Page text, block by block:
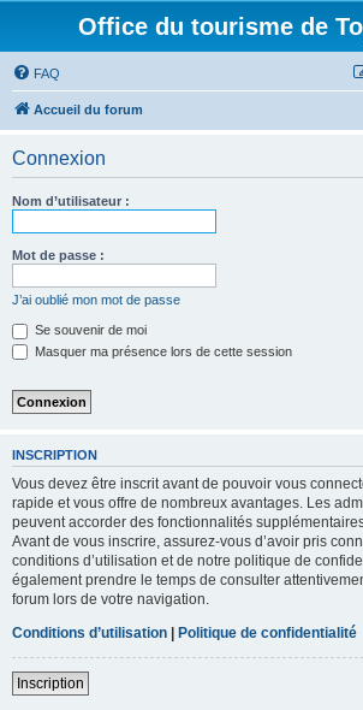
Office du tourisme de
FAQ
Accueil du forum
Connexion
Nom d’utilisateur :
Mot de passe :
J’ai oublié mon mot de passe
Se souvenir de moi
Masquer ma présence lors de cette session
INSCRIPTION
Vous devez être inscrit avant de pouvoir vous
rapide et vous offre de nombreux avantages. Les
peuvent accorder des fonctionnalités
Avant de vous inscrire, assurez-vous d’avoir pris
conditions d’utilisation et de notre politique de
également prendre le temps de consulter
forum lors de votre navigation.
Conditions d’utilisation | Politique de confidentialité
Inscription